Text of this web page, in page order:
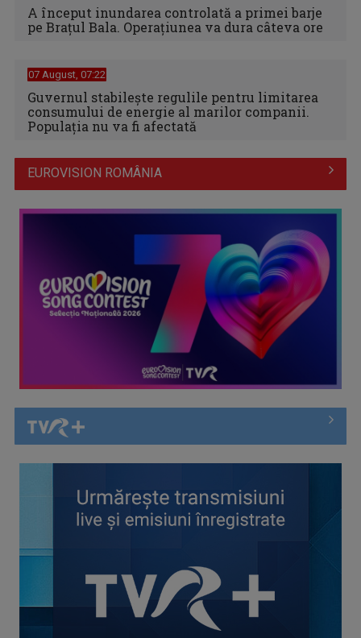
A început inundarea controlată a primei barje
pe Brațul Bala. Operațiunea va dura câteva ore
07 August, 07:22
Guvernul stabilește regulile pentru limitarea
consumului de energie al marilor companii.
Populația nu va fi afectată
EUROVISION ROMÂNIA